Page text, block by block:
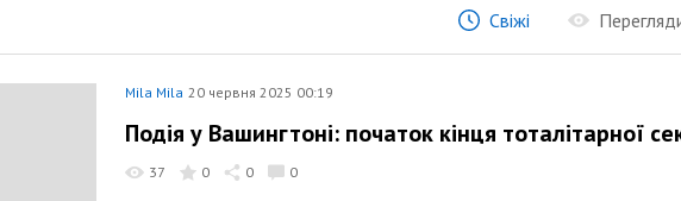
Свіжі
Mila Mila 20 червня 2025 00:19
Подія у Вашингтоні: початок кінця тоталітарної
37 0 0 0